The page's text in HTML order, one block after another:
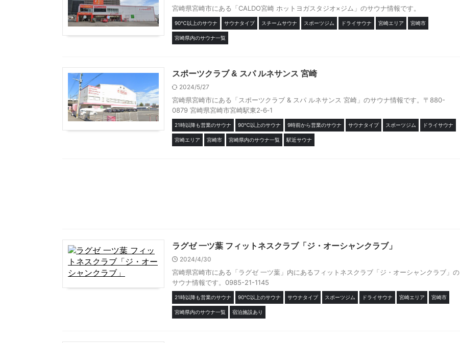
宮崎県宮崎市にある「CALDO宮崎 ホットヨガスタジオ×ジム」のサウナ情報です。
90℃以上のサウナ サウナタイプ スチームサウナ スポーツジム ドライサウナ 宮崎エリア 宮崎市
宮崎県内のサウナ一覧
スポーツクラブ & スパ ルネサンス 宮崎
2024/5/27
宮崎県宮崎市にある「スポーツクラブ & スパ ルネサンス 宮崎」のサウナ情報です。〒880-
0879 宮崎県宮崎市宮崎駅東2‐6‐1
21時以降も営業のサウナ 90℃以上のサウナ 9時前から営業のサウナ サウナタイプ スポーツジム ドライサウナ
宮崎エリア 宮崎市 宮崎県内のサウナ一覧 駅近サウナ
ラグゼ 一ツ葉 フィットネスクラブ「ジ・オーシャンクラブ」
2024/4/30
宮崎県宮崎市にある「ラグゼ 一ツ葉」内にあるフィットネスクラブ「ジ・オーシャンクラブ」の
サウナ情報です。0985-21-1145
21時以降も営業のサウナ 90℃以上のサウナ サウナタイプ スポーツジム ドライサウナ 宮崎エリア 宮崎市
宮崎県内のサウナ一覧 宿泊施設あり